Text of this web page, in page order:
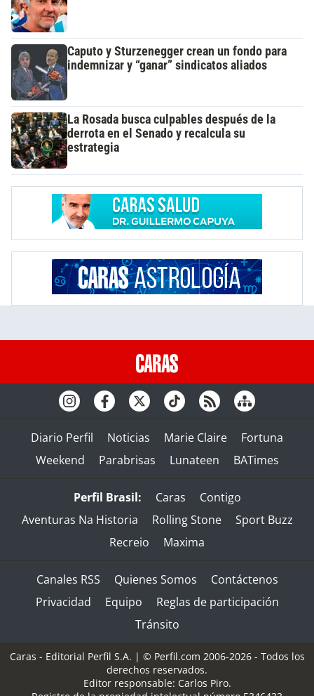
Caputo y Sturzenegger crean un fondo para
indemnizar y “ganar” sindicatos aliados
La Rosada busca culpables después de la
derrota en el Senado y recalcula su
estrategia
Diario Perfil Noticias Marie Claire
Fortuna
Weekend
Parabrisas Lunateen BATimes
Perfil Brasil: Caras
Contigo
Aventuras Na Historia
Rolling Stone
Sport Buzz
Recreio
Maxima
Canales RSS Quienes Somos
Contáctenos
Privacidad
Equipo
Reglas de participación
Tránsito
Caras - Editorial Perfil S.A. | © Perfil.com 2006-2026 - Todos los
derechos reservados.
Editor responsable: Carlos Piro.